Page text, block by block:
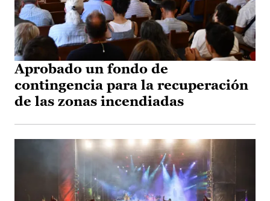
Aprobado un fondo de
contingencia para la recuperación
de las zonas incendiadas